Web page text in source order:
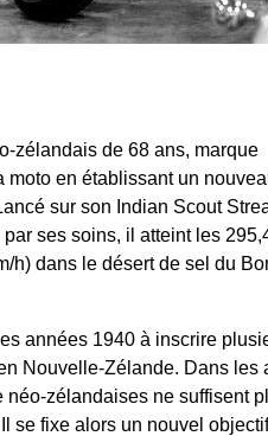
zélandais de 68 ans, marque
moto en établissant un
sur son Indian Scout
ses soins, il atteint les
h) dans le désert de sel du
années 1940 à inscrire
Nouvelle-Zélande. Dans les
néo-zélandaises ne suffisent
se fixe alors un nouvel